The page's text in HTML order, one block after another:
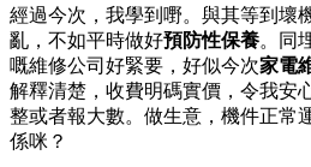
經過今次，我學到嘢。與其等到壞
亂，不如平時做好預防性保養。同
嘅維修公司好緊要，好似今次家電
解釋清楚，收費明碼實價，令我安
整或者報大數。做生意，機件正常
係咪？